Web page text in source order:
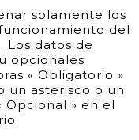
solamente los
del
Los datos de
opcionales
« Obligatorio »
un asterisco o un
» en el